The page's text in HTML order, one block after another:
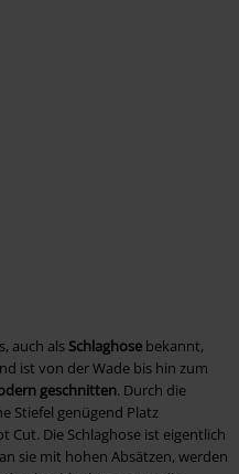
auch als Schlaghose bekannt,
ist von der Wade bis hin zum
geschnitten. Durch die
Stiefel genügend Platz
Cut. Die Schlaghose ist eigentlich
sie mit hohen Absätzen, werden